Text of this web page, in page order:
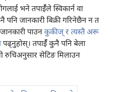
भने तपाईँले स्विकार्न वा
जानकारी बिक्री गरिनेछैन न त
पाउनकुकीज् र त्यस्तै अरू
पढ्नुहोस्। तपाईँ कुनै पनि बेला
रुचिअनुसार सेटिङ मिलाउन
and Tract Society of Pennsylvania.